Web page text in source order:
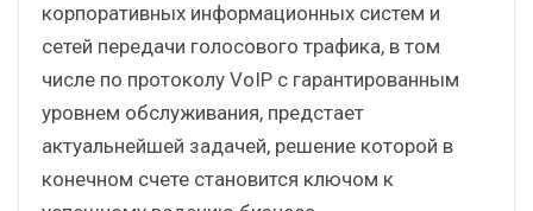
корпоративных информационных систем и
сетей передачи голосового трафика, в том
числе по протоколу VoIP с гарантированным
уровнем обслуживания, предстает
актуальнейшей задачей, решение которой в
конечном счете становится ключом к